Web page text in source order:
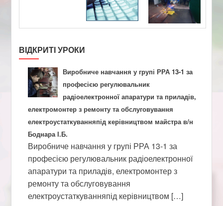
ВІДКРИТІ УРОКИ
Виробниче навчання у групі РРА 13-1 за
професією регулювальник
радіоелектронної апаратури та приладів,
електромонтер з ремонту та обслуговування
електроустаткуванняпід керівництвом майстра в/н
Боднара І.Б.
Виробниче навчання у групі РРА 13-1 за
професією регулювальник радіоелектронної
апаратури та приладів, електромонтер з
ремонту та обслуговування
електроустаткуванняпід керівництвом […]